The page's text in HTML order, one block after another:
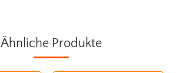
Ähnliche Produkte